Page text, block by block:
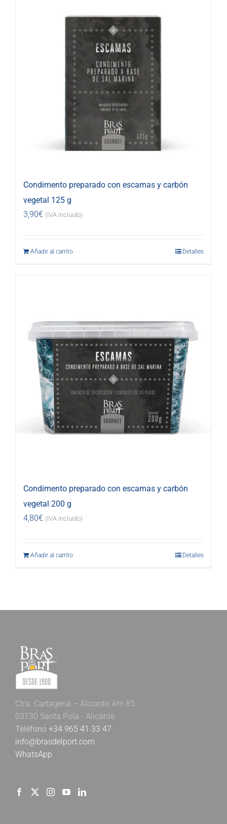
Condimento preparado con escamas y carbón
vegetal 125 g
3,90€ (IVA incluido)
Añadir al carrito Detalles
Condimento preparado con escamas y carbón
vegetal 200 g
4,80€ (IVA incluido)
Añadir al carrito Detalles
Ctra. Cartagena – Alicante, km 85
03130 Santa Pola - Alicante
Teléfono +34 965 41 33 47
info@brasdelport.com
WhatsApp